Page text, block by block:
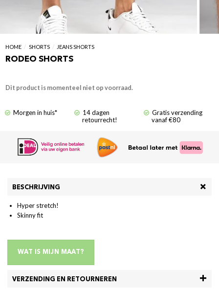
HOME / SHORTS / JEANS SHORTS
RODEO SHORTS
Dit product is momenteel niet op voorraad.
Morgen in huis*
14 dagen
retourrecht!
Gratis verzending
vanaf €80
BESCHRIJVING
Hyper stretch!
Skinny fit
WAT IS MIJN MAAT?
VERZENDING EN RETOURNEREN